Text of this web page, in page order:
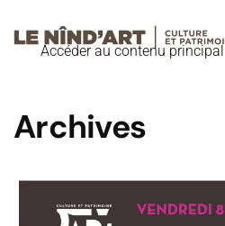
Accéder au contenu principal
Archives